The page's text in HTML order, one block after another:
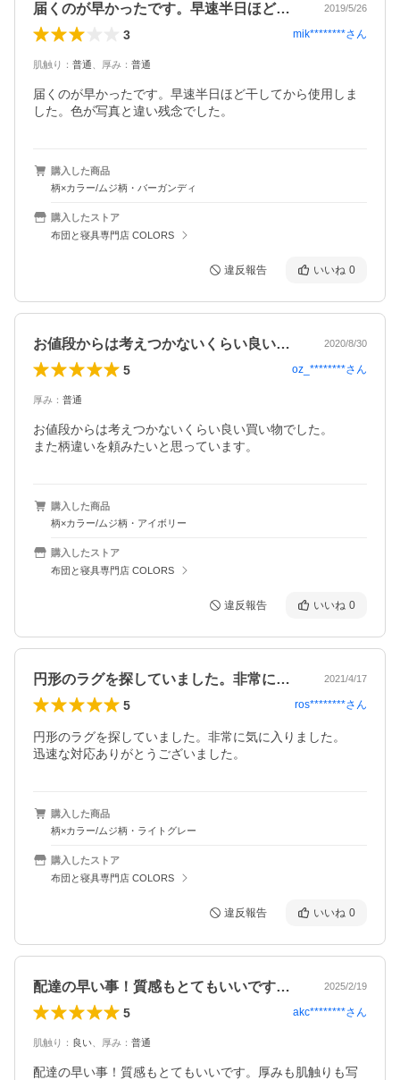
届くのが早かったです。早速半日ほど干し… 2019/5/26
3 mik********さん
肌触り ： 普通 厚み ： 普通
届くのが早かったです。早速半日ほど干してから使用しま
した。色が写真と違い残念でした。
購入した商品
柄×カラー/ムジ柄・バーガンディ
購入したストア
布団と寝具専門店 COLORS
違反報告 いいね 0
お値段からは考えつかないくらい良い買い… 2020/8/30
5 oz_********さん
厚み ： 普通
お値段からは考えつかないくらい良い買い物でした。
また柄違いを頼みたいと思っています。
購入した商品
柄×カラー/ムジ柄・アイボリー
購入したストア
布団と寝具専門店 COLORS
違反報告 いいね 0
円形のラグを探していました。非常に気に… 2021/4/17
5 ros********さん
円形のラグを探していました。非常に気に入りました。
迅速な対応ありがとうございました。
購入した商品
柄×カラー/ムジ柄・ライトグレー
購入したストア
布団と寝具専門店 COLORS
違反報告 いいね 0
配達の早い事！質感もとてもいいです。厚… 2025/2/19
5 akc********さん
肌触り ： 良い 厚み ： 普通
配達の早い事！質感もとてもいいです。厚みも肌触りも写